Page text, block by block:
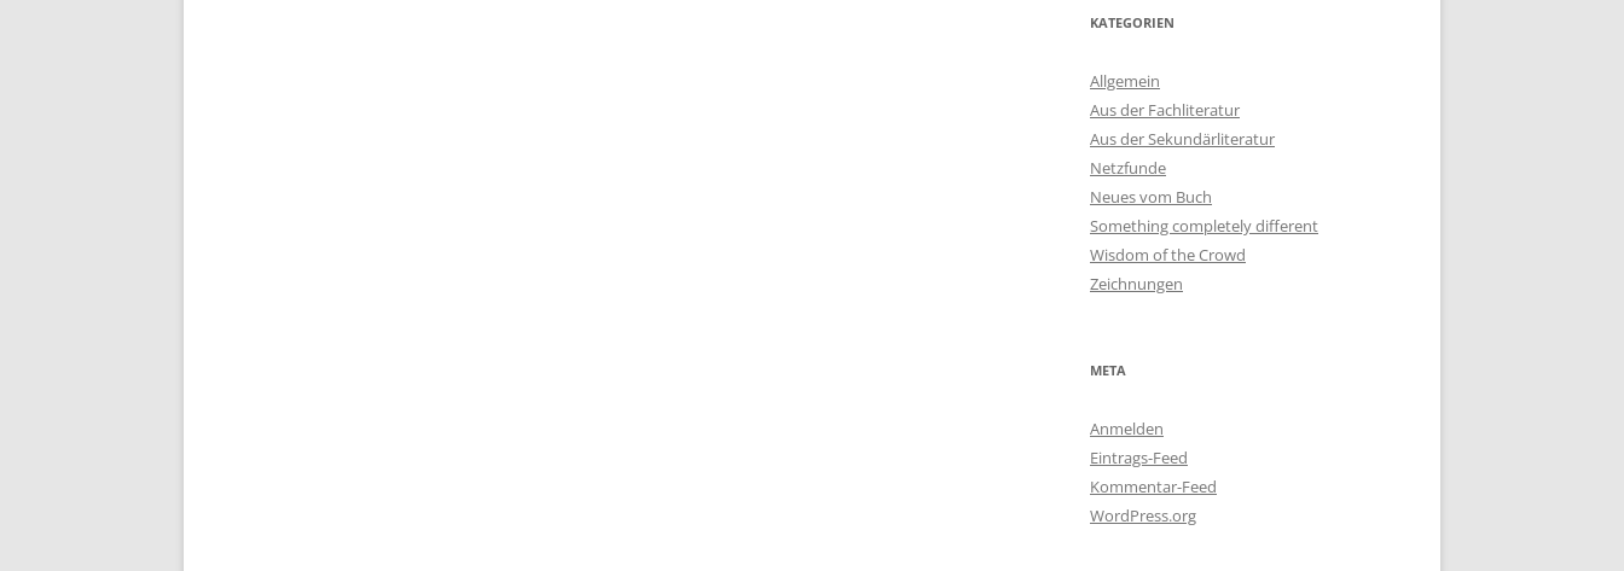
KATEGORIEN
Allgemein
Aus der Fachliteratur
Aus der Sekundärliteratur
Netzfunde
Neues vom Buch
Something completely different
Wisdom of the Crowd
Zeichnungen
META
Anmelden
Eintrags-Feed
Kommentar-Feed
WordPress.org